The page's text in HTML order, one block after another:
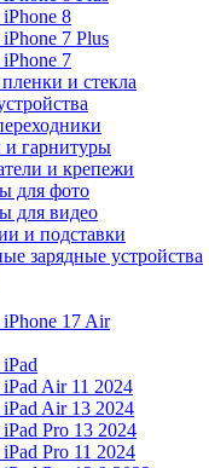
8
7 Plus
7
и стекла
гарнитуры
и крепежи
для фото
для видео
и подставки
зарядные устройства
17 Air
Air 11 2024
Air 13 2024
Pro 13 2024
Pro 11 2024